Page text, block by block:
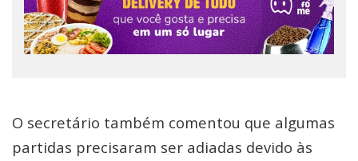
O secretário também comentou que algumas
partidas precisaram ser adiadas devido às